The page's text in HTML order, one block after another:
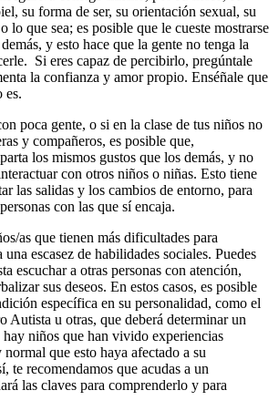
su forma de ser, su orientación sexual, su
lo que sea; es posible que le cueste mostrarse
y esto hace que la gente no tenga la
Si eres capaz de percibirlo, pregúntale
la confianza y amor propio. Enséñale que
es.
poca gente, o si en la clase de tus niños no
y compañeros, es posible que,
los mismos gustos que los demás, y no
con otros niños o niñas. Esto tiene
las salidas y los cambios de entorno, para
con las que sí encaja.
as que tienen más dificultades para
escasez de habilidades sociales. Puedes
escuchar a otras personas con atención,
sus deseos. En estos casos, es posible
específica en su personalidad, como el
Autista u otras, que deberá determinar un
hay niños que han vivido experiencias
que esto haya afectado a su
te recomendamos que acudas a un
las claves para comprenderlo y para